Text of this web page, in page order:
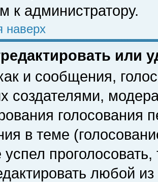
к администратору.
наверх
или
и сообщения,
создателями,
голосования
в теме
успел
любой